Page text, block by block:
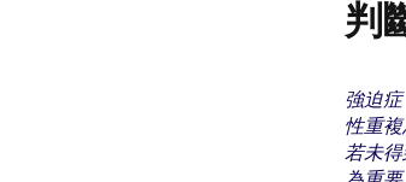
判
強迫症
性重
若未